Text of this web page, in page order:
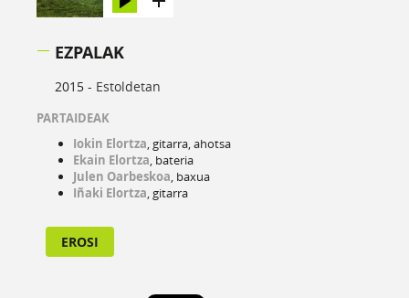
EZPALAK
2015 - Estoldetan
PARTAIDEAK
Iokin Elortza, gitarra, ahotsa
Ekain Elortza, bateria
Julen Oarbeskoa, baxua
Iñaki Elortza, gitarra
EROSI